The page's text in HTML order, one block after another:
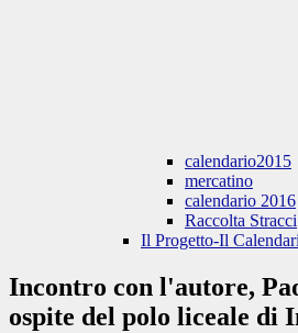
calendario2015
mercatino
calendario 2016
Raccolta Stracci
Il Progetto-Il
Incontro con l'autore,
ospite del polo liceale di